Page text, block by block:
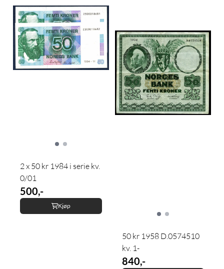
2 x 50 kr 1984 i serie kv.
0/01
500,-
Kjøp
50 kr 1958 D.0574510
kv. 1-
840,-